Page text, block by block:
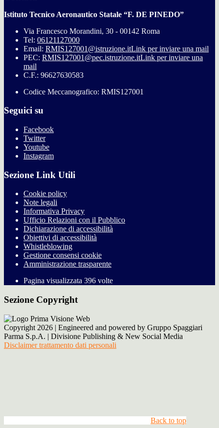
Istituto Tecnico Aeronautico Statale “F. DE PINEDO”
Via Francesco Morandini, 30 - 00142 Roma
Tel: 06121127000
Email: RMIS127001@istruzione.itLink per inviare una mail
PEC: RMIS127001@pec.istruzione.itLink per inviare una
mail
C.F.: 96627630583
Codice Meccanografico: RMIS127001
Seguici su
Facebook
Twitter
Youtube
Instagram
Sezione Link Utili
Cookie policy
Note legali
Informativa Privacy
Ufficio Relazioni con il Pubblico
Dichiarazione di accessibilità
Obiettivi di accessibilità
Whistleblowing
Gestione consensi cookie
Amministrazione trasparente
Pagina visualizzata 396 volte
Sezione Copyright
Copyright 2026 | Engineered and powered by Gruppo Spaggiari
Parma S.p.A. | Divisione Publishing & New Social Media
Disclaimer trattamento dati personali
Back to top